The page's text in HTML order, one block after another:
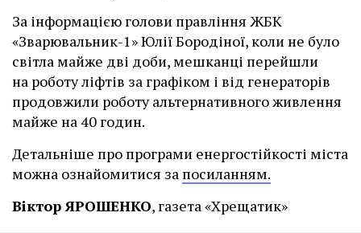
За інформацією голови правління ЖБК
«Зварювальник-1» Юлії Бородіної, коли не було
світла майже дві доби, мешканці перейшли
на роботу ліфтів за графіком і від генераторів
продовжили роботу альтернативного живлення
майже на 40 годин.
Детальніше про програми енергостійкості міста
можна ознайомитися за посиланням.
Віктор ЯРОШЕНКО, газета «Хрещатик»